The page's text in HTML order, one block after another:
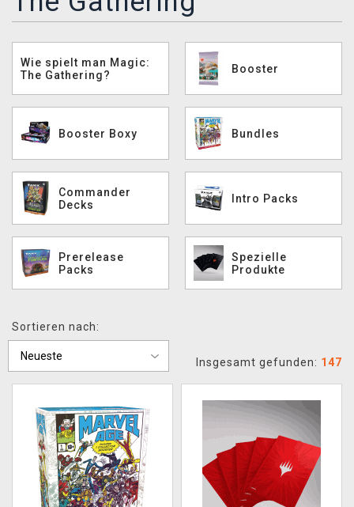
XZONE CLUB
Wie spielt man Magic:
The Gathering?
Booster
Booster Boxy Bundles
Commander
Decks
Intro Packs
Prerelease
Packs
Spezielle
Produkte
Sortieren nach:
Insgesamt gefunden: 147